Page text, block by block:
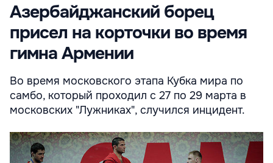
Азербайджанский борец
присел на корточки во время
гимна Армении
Во время московского этапа Кубка мира по
самбо, который проходил с 27 по 29 марта в
московских "Лужниках", случился инцидент.